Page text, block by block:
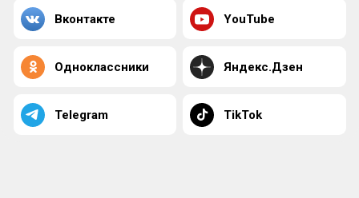
Вконтакте YouTube
Одноклассники Яндекс.Дзен
Telegram TikTok